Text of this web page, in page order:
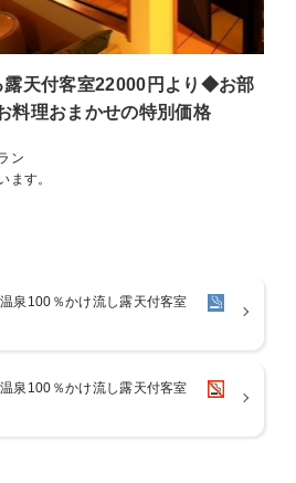
天付客室22000円より◆お部
料理おまかせの特別価格
ン
ます。
露天付
（和室・洋室、階数など選べません）
----------
よりオゾン脱臭を施しますが、全て除去
。
泉100％かけ流し露天付客室
泉100％かけ流し露天付客室